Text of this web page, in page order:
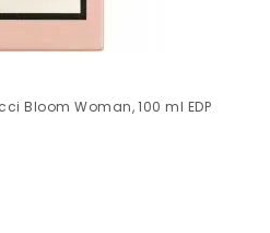
Bloom Woman, 100 ml EDP